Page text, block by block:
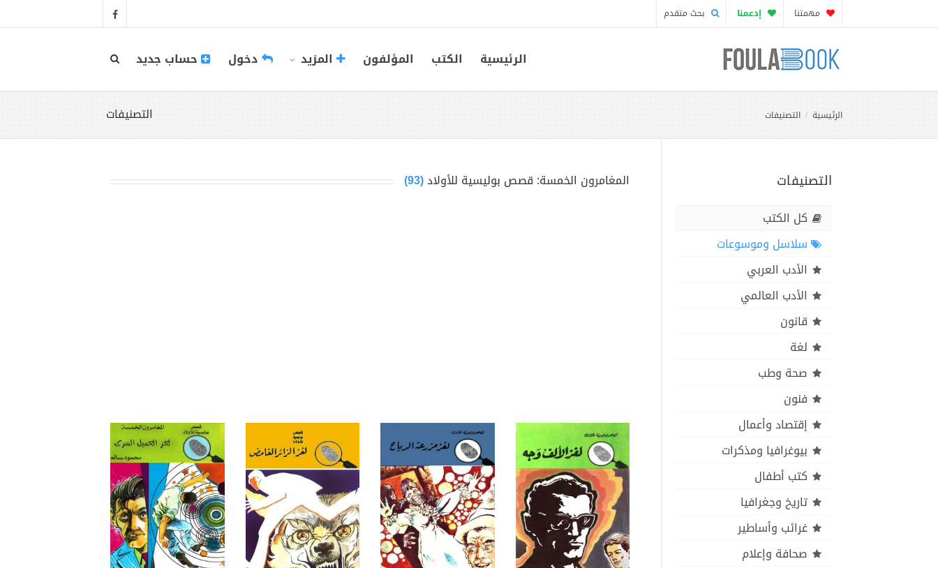
مهمتنا إدعمنا بحث متقدم
الرئيسية الكتب المؤلفون المزيد دخول حساب جديد
التصنيفات الرئيسية التصنيفات
التصنيفات
كل الكتب
سلاسل وموسوعات
الأدب العربي
الأدب العالمي
قانون
لغة
صحة وطب
فنون
إقتصاد وأعمال
بيوغرافيا ومذكرات
كتب أطفال
تاريخ وجغرافيا
غرائب وأساطير
صحافة وإعلام
المغامرون الخمسة: قصص بوليسية للأولاد(93)